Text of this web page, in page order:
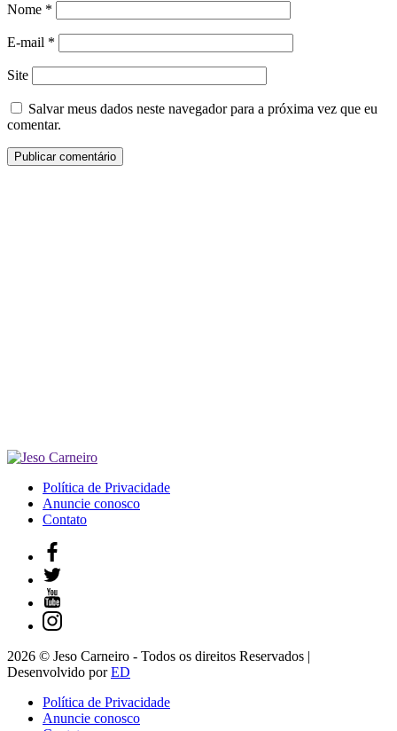
Nome *
E-mail *
Site
Salvar meus dados neste navegador para a próxima vez que eu
comentar.
Política de Privacidade
Anuncie conosco
Contato
2026 © Jeso Carneiro - Todos os direitos Reservados |
Desenvolvido porED
Política de Privacidade
Anuncie conosco